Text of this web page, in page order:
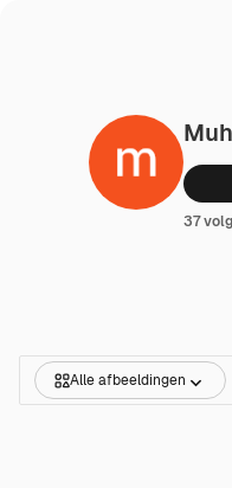
37
Alle afbeeldingen